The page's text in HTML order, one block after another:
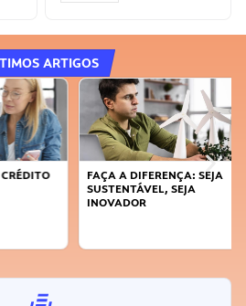
ARTIGOS
FAÇA A DIFERENÇA: SEJA
SUSTENTÁVEL, SEJA
INOVADOR